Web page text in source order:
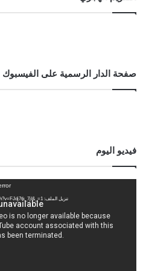
صفحة الدار الرسمية على الفيسبوك
فيديو اليوم
تنزيل الملف: https://www.youtube.com/watch?v=FJdj7tk_7jI&_=1